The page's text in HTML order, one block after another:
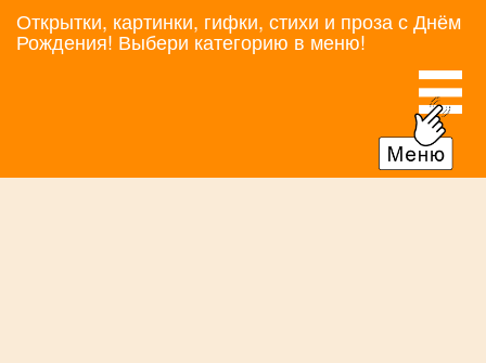
Открытки, картинки, гифки, стихи и проза с Днём
Рождения! Выбери категорию в меню!